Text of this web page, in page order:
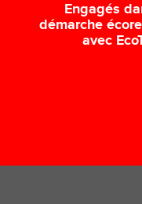
Engagés
démarche
avec